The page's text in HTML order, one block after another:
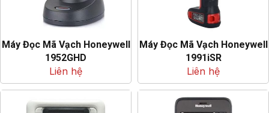
Máy Đọc Mã Vạch Honeywell
1952GHD
Liên hệ
Máy Đọc Mã Vạch Honeywell
1991iSR
Liên hệ